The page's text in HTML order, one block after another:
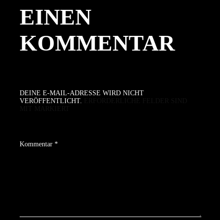
EINEN
KOMMENTAR
DEINE E-MAIL-ADRESSE WIRD NICHT
VERÖFFENTLICHT.
Kommentar *